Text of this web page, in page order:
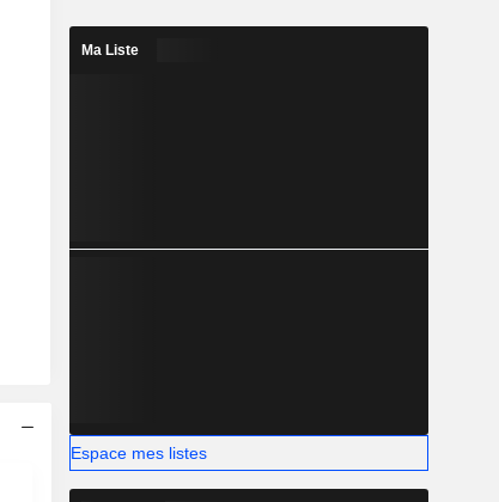
Ma Liste
Espace mes listes